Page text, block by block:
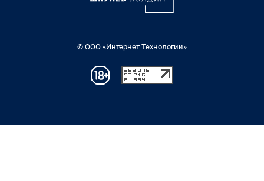
© ООО «Интернет Технологии»